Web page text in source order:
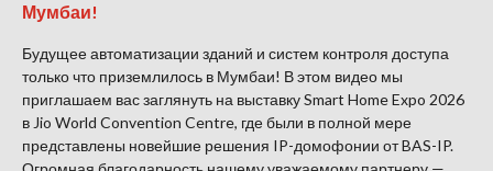
Мумбаи!
Будущее автоматизации зданий и систем контроля доступа
только что приземлилось в Мумбаи! В этом видео мы
приглашаем вас заглянуть на выставку Smart Home Expo 2026
в Jio World Convention Centre, где были в полной мере
представлены новейшие решения IP-домофонии от BAS-IP.